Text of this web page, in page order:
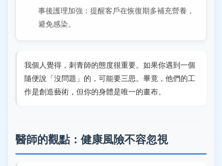
事後護理加強：提醒客戶在恢復期多補充營養，
避免感染。
我個人覺得，刺青師的態度很重要。如果你遇到一個
隨便說「沒問題」的，可能要三思。畢竟，他們的工
作是創造藝術，但你的身體是唯一的畫布。
醫師的觀點：健康風險不容忽視